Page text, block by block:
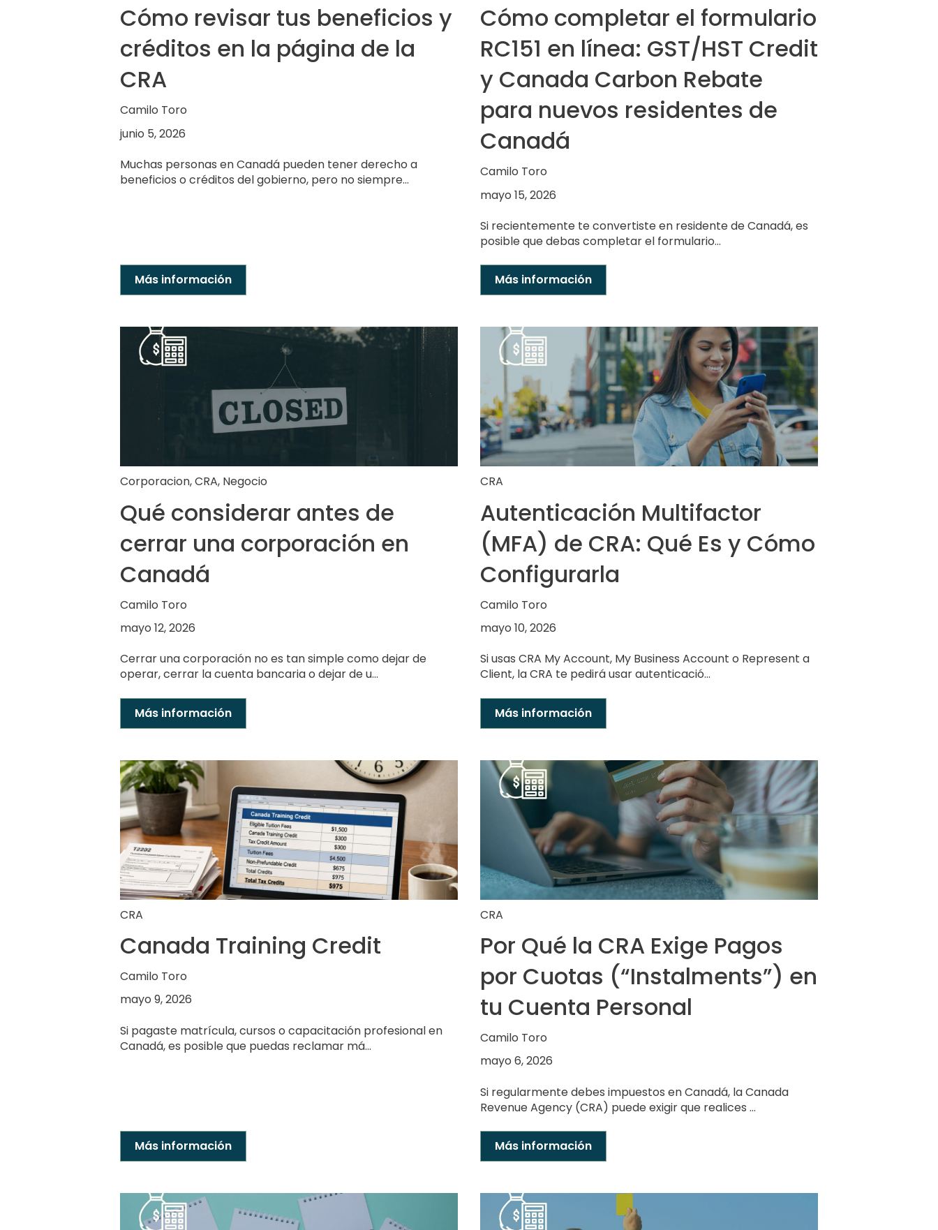
Cómo revisar tus beneficios y
créditos en la página de la
CRA
Camilo Toro
junio 5, 2026
Muchas personas en Canadá pueden tener derecho a
beneficios o créditos del gobierno, pero no siempre...
Más información
Cómo completar el formulario
RC151 en línea: GST/HST Credit
y Canada Carbon Rebate
para nuevos residentes de
Canadá
Camilo Toro
mayo 15, 2026
Si recientemente te convertiste en residente de Canadá, es
posible que debas completar el formulario...
Más información
Corporacion,CRA, Negocio
Qué considerar antes de
cerrar una corporación en
Canadá
Camilo Toro
mayo 12, 2026
Cerrar una corporación no es tan simple como dejar de
operar, cerrar la cuenta bancaria o dejar de u...
Más información
CRA
Autenticación Multifactor
(MFA) de CRA: Qué Es y Cómo
Configurarla
Camilo Toro
mayo 10, 2026
Si usas CRA My Account, My Business Account o Represent a
Client, la CRA te pedirá usar autenticació...
Más información
CRA
Canada Training Credit
Camilo Toro
mayo 9, 2026
Si pagaste matrícula, cursos o capacitación profesional en
Canadá, es posible que puedas reclamar má...
Más información
CRA
Por Qué la CRA Exige Pagos
por Cuotas (“Instalments”) en
tu Cuenta Personal
Camilo Toro
mayo 6, 2026
Si regularmente debes impuestos en Canadá, la Canada
Revenue Agency (CRA) puede exigir que realices ...
Más información